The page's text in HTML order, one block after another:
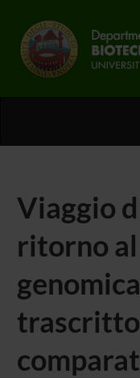
Viaggio
ritorno